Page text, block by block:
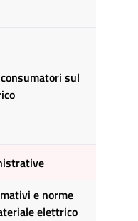
sul
e norme
elettrico